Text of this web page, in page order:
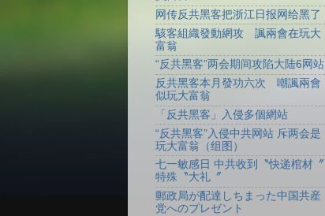
网传反共黑客把浙江日报网给黑了
駭客組織發動網攻 諷兩會在玩大
富翁
“反共黑客”两会期间攻陷大陆6网站
反共黑客本月發功六次 嘲諷兩會
似玩大富翁
「反共黑客」入侵多個網站
“反共黑客”入侵中共网站 斥两会是
玩大富翁（组图）
七一敏感日 中共收到〝快递棺材〞
特殊〝大礼〞
郵政局が配達しちまった中国共産
党へのプレゼント